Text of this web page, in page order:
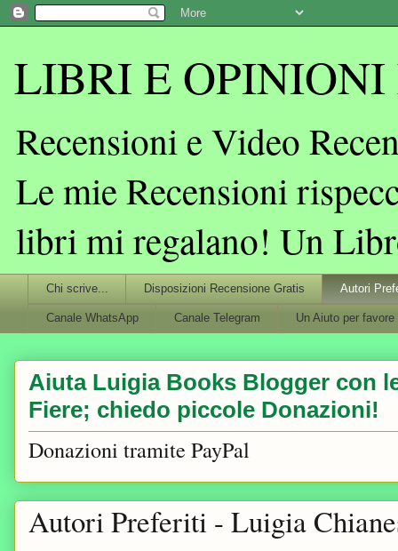
LIBRI E OPINIONI
Recensioni e Video
Le mie Recensioni
libri mi regalano! Un
Chi scrive... Disposizioni Recensione Gratis Autori
Canale WhatsApp Canale Telegram Un Aiuto per favore
Aiuta Luigia Books Blogger con
Fiere; chiedo piccole Donazioni!
Donazioni tramite PayPal
Autori Preferiti - Luigia